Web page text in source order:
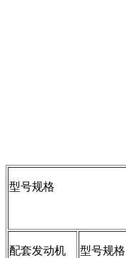
型号规格
配套发动机
型号规格